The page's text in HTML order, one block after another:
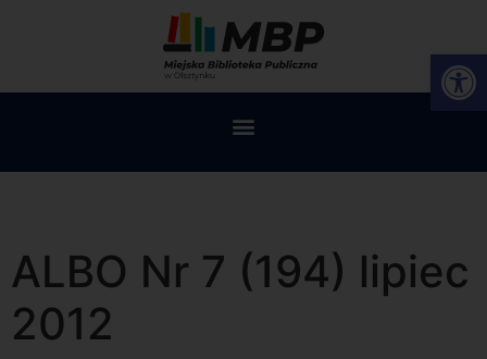
ALBO Nr 7 (194) lipiec
2012